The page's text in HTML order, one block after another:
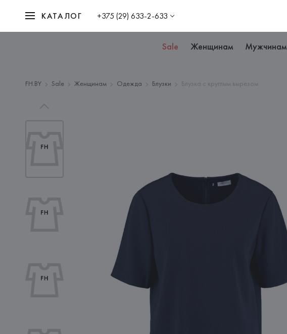
КАТАЛОГ +375 (29) 633-2-633
Sale Женщинам Мужчинам
FH.BY Sale Женщинам Одежда Блузки Блузка с круглым вырезом